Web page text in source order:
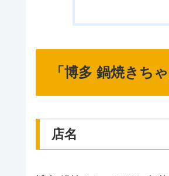
「博多 鍋焼きち
店名